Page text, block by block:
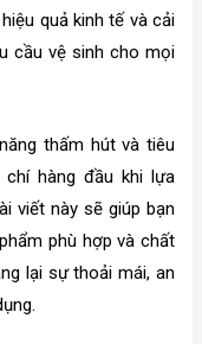
quả kinh tế và cải
cầu vệ sinh cho mọi
thấm hút và tiêu
hàng đầu khi lựa
viết này sẽ giúp bạn
phù hợp và chất
lại sự thoải mái, an